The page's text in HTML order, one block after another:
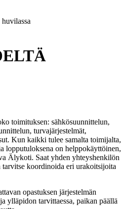
toimituksen: sähkösuunnittelun,
turvajärjestelmät,
Kun kaikki tulee samalta toimijalta,
lopputuloksena on helppokäyttöinen,
Älykoti. Saat yhden yhteyshenkilön
koordinoida eri urakoitsijoita
opastuksen järjestelmän
ylläpidon tarvittaessa, paikan päällä